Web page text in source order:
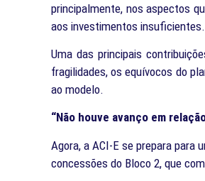
principalmente, nos aspectos
aos investimentos insuficientes.
Uma das principais
fragilidades, os equívocos do
ao modelo.
“Não houve avanço em
Agora, a ACI-E se prepara para
concessões do Bloco 2, que